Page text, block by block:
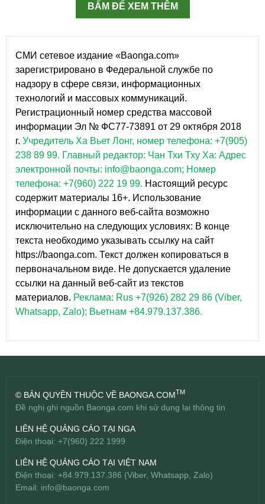
BẤM ĐỂ XEM THÊM
СМИ сетевое издание «Baonga.com»
зарегистрировано в Федеральной службе по
надзору в сфере связи, информационных
технологий и массовых коммуникаций.
Регистрационный номер средства массовой
информации Эл № ФС77-73891 от 29 октября 2018
г. Учредитель Ха Вьет Лонг, номер телефона: +7(905)
238 89 99. Главный редактор: Чан Тхи Тху Ха: Адрес
электронной почты: info@baonga.com; Номер
телефона: +7(960) 222 19 99. Настоящий ресурс
содержит материалы 16+. Использование
информации с данного веб-сайта возможно
исключительно на следующих условиях: В конце
текста необходимо указывать ссылку на сайт
https://baonga.com. Текст должен копироваться в
первоначальном виде. Не допускается удаление
ссылки на данный веб-сайт из текстов
материалов. Реклама: Rus +7(926) 282 29 86 (Viber,
Whatsapp, Zalo); Вьетнам +84.979.137.386.
© BẢN QUYỀN THUỘC VỀ BAONGA.COMTM
Đề nghị ghi nguồn Baonga.com khi sử dụng lại thông tin
LIÊN HỆ QUẢNG CÁO TẠI NGA
Điện thoại: +7(960) 222 1999
LIÊN HỆ QUẢNG CÁO TẠI VIỆT NAM
Điện thoại: +84.979.137.386 (Viber, Whatsapp, Zalo)
Email: info@baonga.com